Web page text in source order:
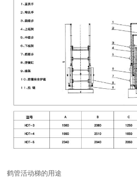
鹤管活动梯的用途